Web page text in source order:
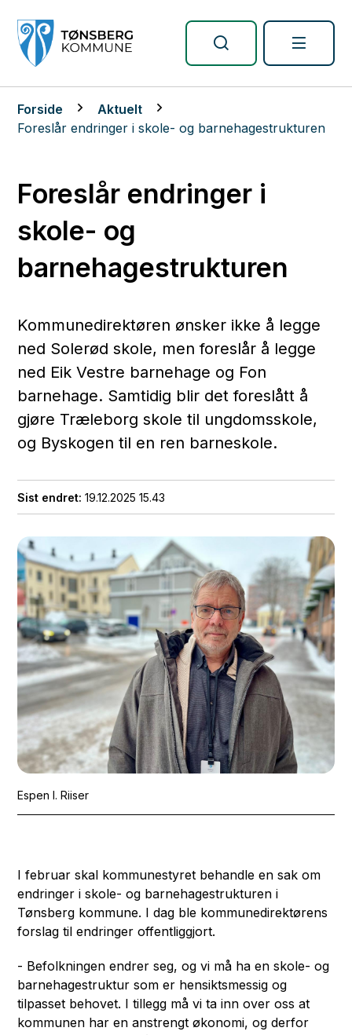
Du er her:
Forside
Aktuelt
Foreslår endringer i skole- og barnehagestrukturen
Foreslår endringer i
skole- og
barnehagestrukturen
Kommunedirektøren ønsker ikke å legge
ned Solerød skole, men foreslår å legge
ned Eik Vestre barnehage og Fon
barnehage. Samtidig blir det foreslått å
gjøre Træleborg skole til ungdomsskole,
og Byskogen til en ren barneskole.
Sist endret 19.12.2025 15.43
Espen I. Riiser
I februar skal kommunestyret behandle en sak om
endringer i skole- og barnehagestrukturen i
Tønsberg kommune. I dag ble kommunedirektørens
forslag til endringer offentliggjort.
- Befolkningen endrer seg, og vi må ha en skole- og
barnehagestruktur som er hensiktsmessig og
tilpasset behovet. I tillegg må vi ta inn over oss at
kommunen har en anstrengt økonomi, og derfor